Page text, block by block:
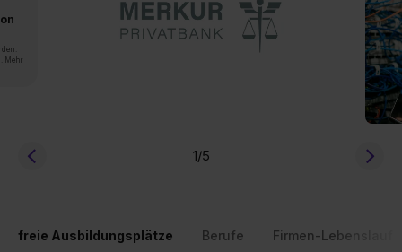
Mehr
1/5
freie Ausbildungsplätze Berufe Firmen-Lebenslauf